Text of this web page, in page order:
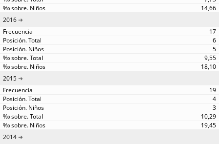
14,66
2016
17
6
5
9,55
18,10
2015
19
4
3
10,29
19,45
2014